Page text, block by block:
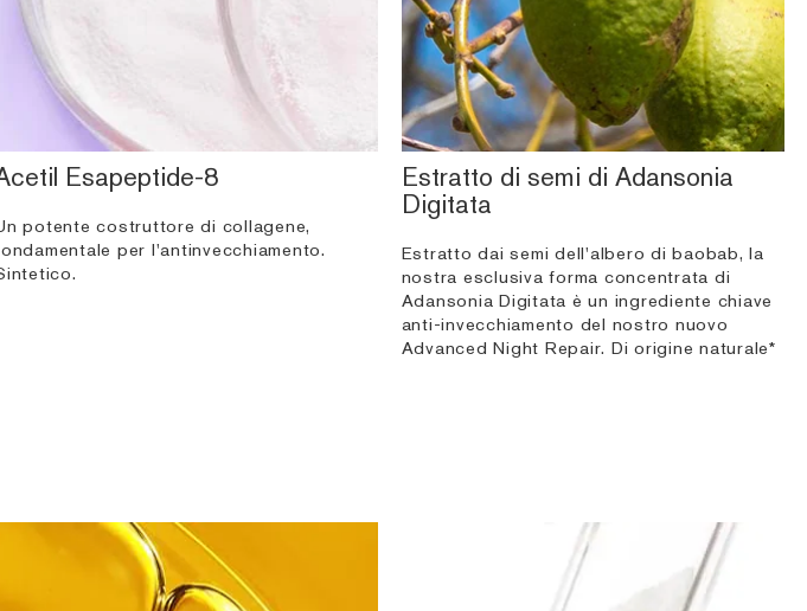
Esapeptide-8
potente costruttore di collagene,
per l'antinvecchiamento.
Estratto di semi di Adansonia
Digitata
Estratto dai semi dell'albero di baobab, la
nostra esclusiva forma concentrata di
Adansonia Digitata è un ingrediente chiave
anti-invecchiamento del nostro nuovo
Advanced Night Repair. Di origine naturale*